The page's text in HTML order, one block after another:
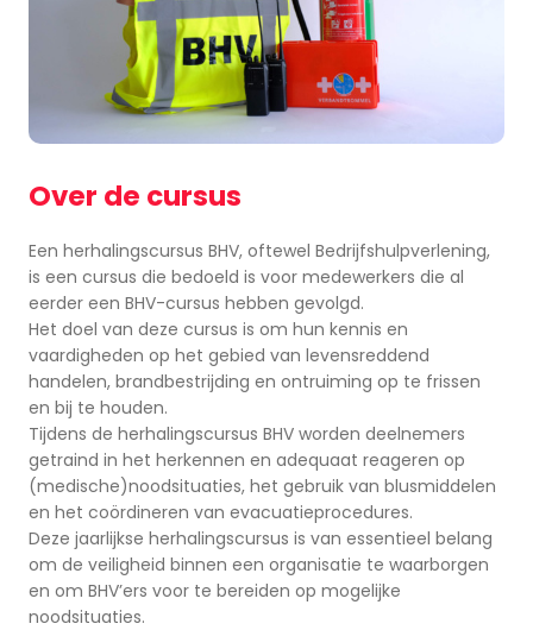
Over de cursus
Een herhalingscursus BHV, oftewel Bedrijfshulpverlening,
is een cursus die bedoeld is voor medewerkers die al
eerder een BHV-cursus hebben gevolgd.
Het doel van deze cursus is om hun kennis en
vaardigheden op het gebied van levensreddend
handelen, brandbestrijding en ontruiming op te frissen
en bij te houden.
Tijdens de herhalingscursus BHV worden deelnemers
getraind in het herkennen en adequaat reageren op
(medische)noodsituaties, het gebruik van blusmiddelen
en het coördineren van evacuatieprocedures.
Deze jaarlijkse herhalingscursus is van essentieel belang
om de veiligheid binnen een organisatie te waarborgen
en om BHV’ers voor te bereiden op mogelijke
noodsituaties.